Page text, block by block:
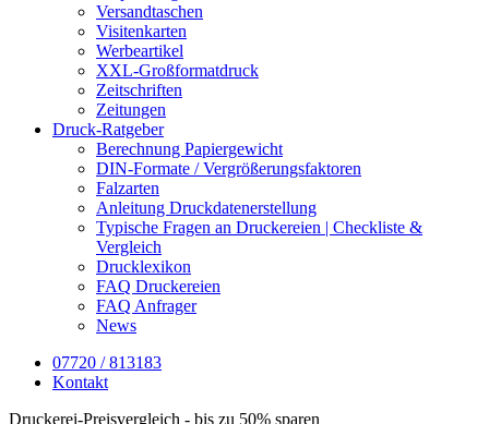
Versandtaschen
Visitenkarten
Werbeartikel
XXL-Großformatdruck
Zeitschriften
Zeitungen
Druck-Ratgeber
Berechnung Papiergewicht
DIN-Formate / Vergrößerungsfaktoren
Falzarten
Anleitung Druckdatenerstellung
Typische Fragen an Druckereien | Checkliste &
Vergleich
Drucklexikon
FAQ Druckereien
FAQ Anfrager
News
07720 / 813183
Kontakt
Druckerei-Preisvergleich - bis zu 50% sparen